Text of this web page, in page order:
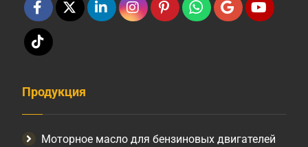
Продукция
Моторное масло для бензиновых двигателей